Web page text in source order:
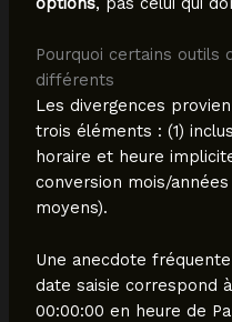
Pourquoi certains outils
différents
Les divergences
trois éléments : (1)
horaire et heure
conversion mois/
moyens).
Une anecdote
date saisie correspond
00:00:00 en heure de